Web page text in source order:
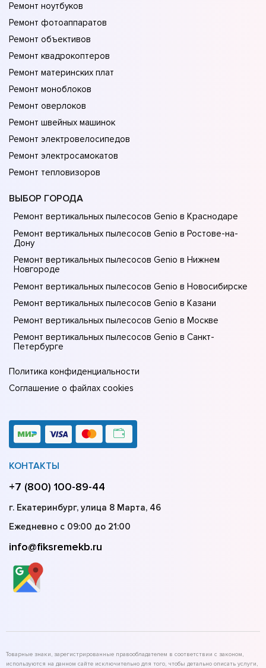
Ремонт ноутбуков
Ремонт фотоаппаратов
Ремонт объективов
Ремонт квадрокоптеров
Ремонт материнских плат
Ремонт моноблоков
Ремонт оверлоков
Ремонт швейных машинок
Ремонт электровелосипедов
Ремонт электросамокатов
Ремонт тепловизоров
ВЫБОР ГОРОДА
Ремонт вертикальных пылесосов Genio в Краснодаре
Ремонт вертикальных пылесосов Genio в Ростове-на-
Донy
Ремонт вертикальных пылесосов Genio в Нижнем
Новгороде
Ремонт вертикальных пылесосов Genio в Новосибирске
Ремонт вертикальных пылесосов Genio в Казани
Ремонт вертикальных пылесосов Genio в Москве
Ремонт вертикальных пылесосов Genio в Санкт-
Петербурге
Политика конфиденциальности
Соглашение о файлах cookies
КОНТАКТЫ
+7 (800) 100-89-44
г. Екатеринбург, улица 8 Марта, 46
Ежедневно с 09:00 до 21:00
info@fiksremekb.ru
Товарные знаки, зарегистрированные правообладателем в соответствии с законом,
используются на данном сайте исключительно для того, чтобы детально описать услуги,